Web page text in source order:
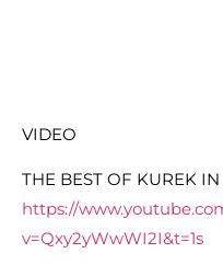
VIDEO
THE BEST OF KUREK
https://
v=Qxy2yWwWI2I&t=1s